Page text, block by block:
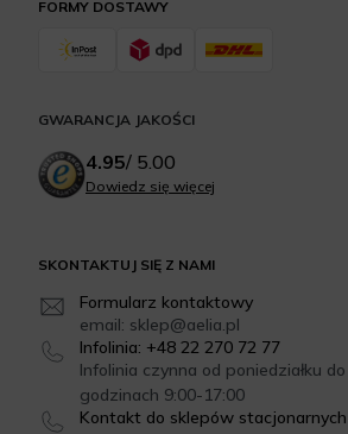
SKONTAKTUJ SIĘ Z NAMI
Formularz kontaktowy
email: sklep@aelia.pl
Infolinia: +48 22 270 72 77
Infolinia czynna od poniedziałku
godzinach 9:00-17:00
Kontakt do sklepów
FORMY DOSTAWY
GWARANCJA JAKOŚCI
4.95/ 5.00
Dowiedz się więcej